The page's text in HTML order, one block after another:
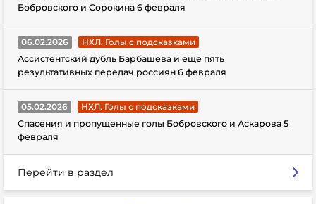
Бобровского и Сорокина 6 февраля
06.02.2026
НХЛ. Голы с подсказками
Ассистентский дубль Барбашева и еще пять
результативных передач россиян 6 февраля
05.02.2026
НХЛ. Голы с подсказками
Спасения и пропущенные голы Бобровского и Аскарова 5
февраля
Перейти в раздел